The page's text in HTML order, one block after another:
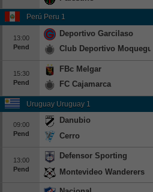
Perú Peru 1
13:00
Pend
Deportivo Garcilaso
Club Deportivo Moquegua
15:30
Pend
FBc Melgar
FC Cajamarca
Uruguay Uruguay 1
09:00
Pend
Danubio
Cerro
13:00
Pend
Defensor Sporting
Montevideo Wanderers